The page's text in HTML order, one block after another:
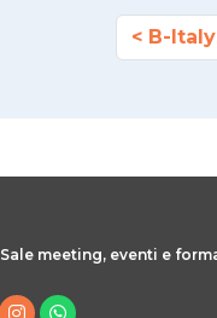
B-
Sale meeting, eventi e